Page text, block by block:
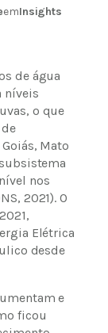
emInsights
de água
níveis
o que
Mato
nos
2021). O
Elétrica
desde
e
ficou